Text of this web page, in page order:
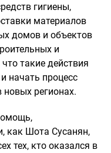
гигиены,
материалов
домов и объектов
и
такие действия
начать процесс
регионах.
как Шота Сусанян,
тех, кто оказался в